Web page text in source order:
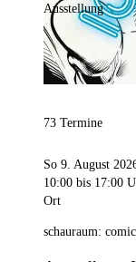
Ausstellung
73 Termine
So 9. August
10:00 bis 17:00
Ort
schauraum: